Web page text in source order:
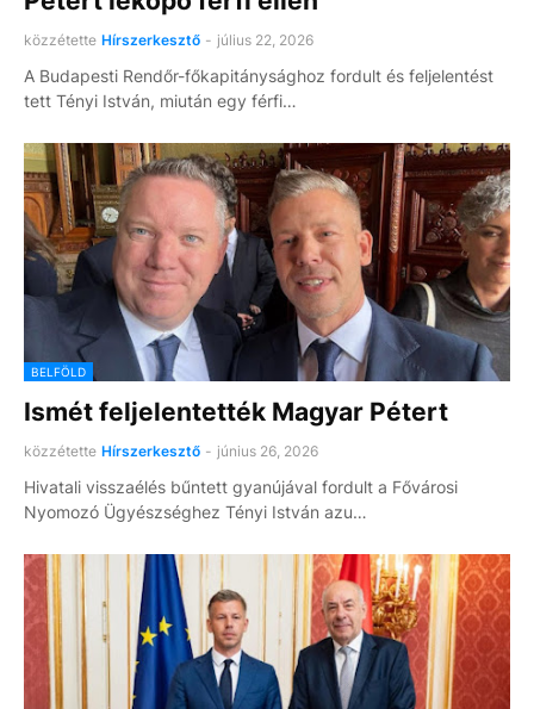
közzétette Hírszerkesztő - július 22, 2026
A Budapesti Rendőr-főkapitánysághoz fordult és feljelentést
tett Tényi István, miután egy férfi…
BELFÖLD
Ismét feljelentették Magyar Pétert
közzétette Hírszerkesztő - június 26, 2026
Hivatali visszaélés bűntett gyanújával fordult a Fővárosi
Nyomozó Ügyészséghez Tényi István azu…